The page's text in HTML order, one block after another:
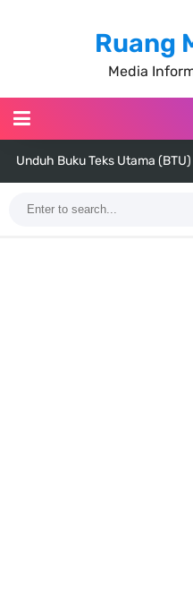
Ruang
Media
Unduh Buku Teks Utama (BTU)